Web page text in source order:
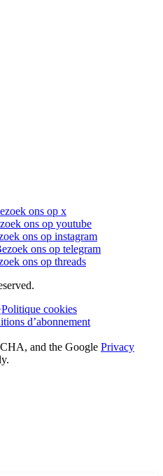
ons op x
ons op youtube
ons op instagram
ons op telegram
ons op threads
Politique cookies
d’abonnement
and the Google Privacy